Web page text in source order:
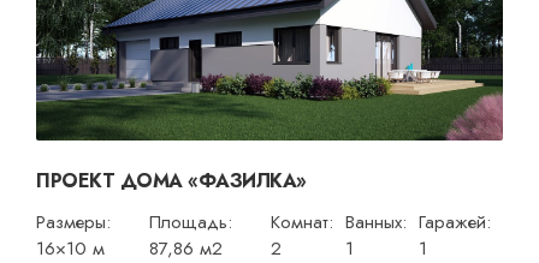
ПРОЕКТ ДОМА «ФАЗИЛКА»
Размеры:
16×10 м
Площадь:
87,86 м2
Комнат:
2
Ванных:
1
Гаражей:
1